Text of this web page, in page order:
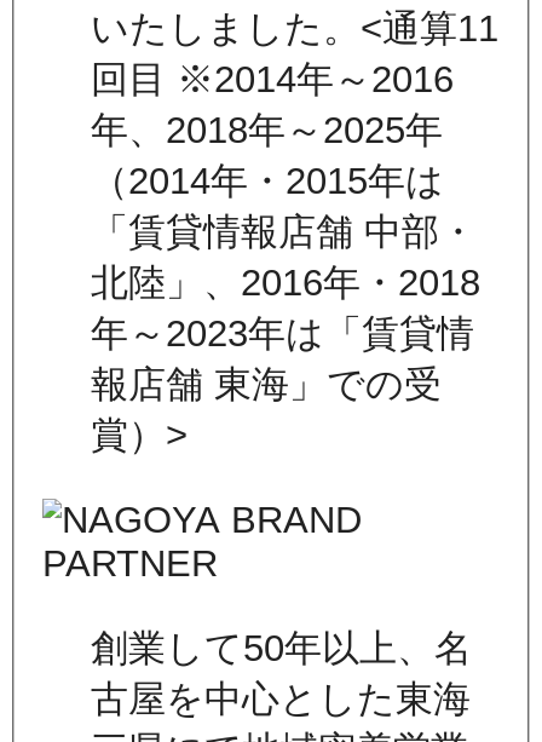
いたしました。<通算11
回目 ※2014年～2016
年、2018年～2025年
（2014年・2015年は
「賃貸情報店舗 中部・
北陸」、2016年・2018
年～2023年は「賃貸情
報店舗 東海」での受
賞）>
創業して50年以上、名
古屋を中心とした東海